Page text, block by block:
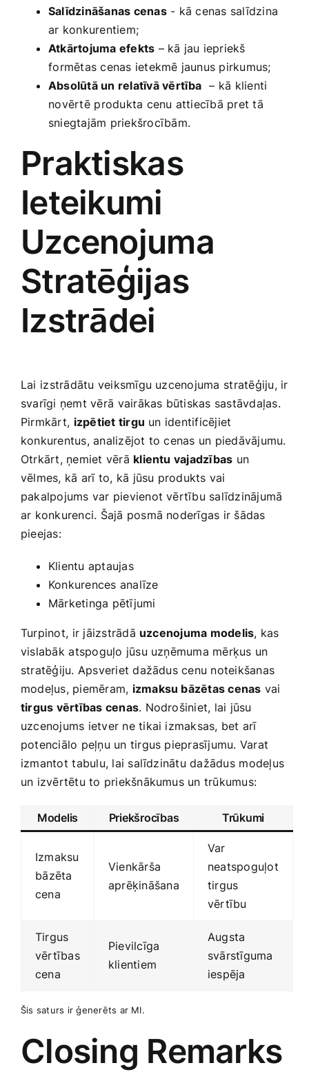
Salīdzināšanas cenas⁣- kā cenas salīdzina
ar ⁤konkurentiem;
Atkārtojuma efekts – kā jau iepriekš
⁣formētas cenas ietekmē jaunus pirkumus;
Absolūtā un relatīvā vērtība ⁢ – kā klienti
⁤novērtē ⁢produkta cenu​ attiecībā pret tā
sniegtajām​ priekšrocībām.
Praktiskas
Ieteikumi
Uzcenojuma
Stratēģijas
Izstrādei
Lai ⁤izstrādātu veiksmīgu‍ uzcenojuma⁣ stratēģiju, ​ir
svarīgi ņemt vērā⁣ vairākas būtiskas sastāvdaļas.
Pirmkārt,⁤ izpētiet tirgu un identificējiet
konkurentus, analizējot​ to cenas un piedāvājumu.
Otrkārt, ņemiet vērā klientu vajadzības un
vēlmes, kā ⁤arī to, kā jūsu produkts vai
pakalpojums var​ pievienot vērtību salīdzinājumā
ar ​konkurenci. Šajā posmā noderīgas ir šādas‌
pieejas:
Klientu​ aptaujas
Konkurences analīze
Mārketinga pētījumi
Turpinot, ⁢ir jāizstrādā uzcenojuma modelis, kas
vislabāk ⁤atspoguļo jūsu uzņēmuma mērķus un​
stratēģiju. Apsveriet dažādus cenu noteikšanas
modeļus, piemēram,‌ izmaksu bāzētas cenas vai
tirgus vērtības​ cenas. Nodrošiniet, lai jūsu
uzcenojums ietver ne tikai ​izmaksas, bet arī
potenciālo peļņu​ un tirgus pieprasījumu.‍ Varat
izmantot⁢ tabulu, lai salīdzinātu dažādus⁤ modeļus
un izvērtētu to priekšnākumus un trūkumus:
Modelis Priekšrocības Trūkumi
Izmaksu
⁤bāzēta
cena
Vienkārša
aprēķināšana
Var
neatspoguļot
tirgus
vērtību
Tirgus
vērtības
cena
Pievilcīga
klientiem
Augsta
svārstīguma
iespēja
Šis saturs ir ģenerēts ar MI.
Closing Remarks